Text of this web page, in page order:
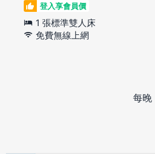
登入享會員價
1 張標準雙人床
免費無線上網
每晚